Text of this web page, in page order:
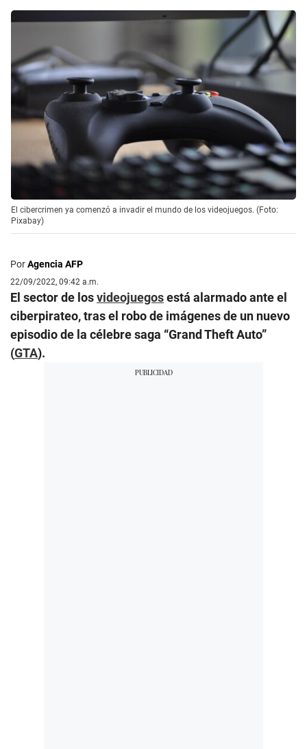
El cibercrimen ya comenzó a invadir el mundo de los videojuegos. (Foto:
Pixabay)
PorAgencia AFP
22/09/2022, 09:42 a.m.
El sector de losvideojuegosestá alarmado ante el
ciberpirateo, tras el robo de imágenes de un nuevo
episodio de la célebre saga “Grand Theft Auto”
(GTA).